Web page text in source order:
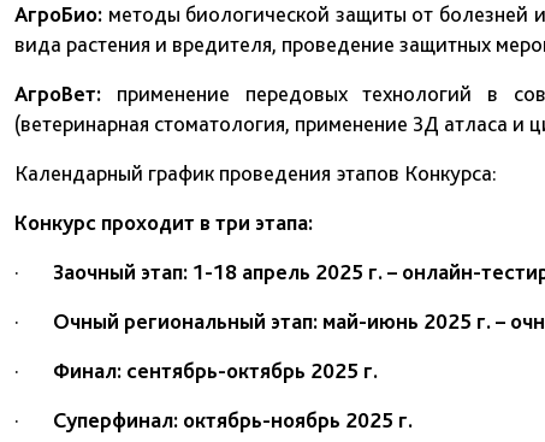
АгроБио: методы биологической защиты от болезней
вида растения и вредителя, проведение защитных
АгроВет: применение передовых технологий в
(ветеринарная стоматология, применение ЗД атласа и
Календарный график проведения этапов Конкурса:
Конкурс проходит в три этапа:
· Заочный этап: 1-18 апрель 2025 г. – онлайн-
· Очный региональный этап: май-июнь 2025 г. –
· Финал: сентябрь-октябрь 2025 г.
· Суперфинал: октябрь-ноябрь 2025 г.